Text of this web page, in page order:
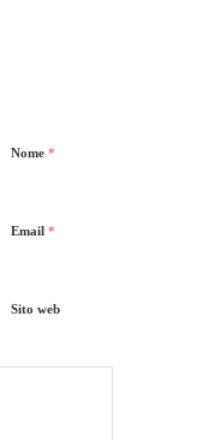
Nome *
Email *
Sito web